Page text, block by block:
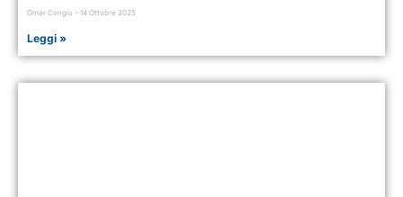
Omar Congiu 14 Ottobre 2025
Leggi »